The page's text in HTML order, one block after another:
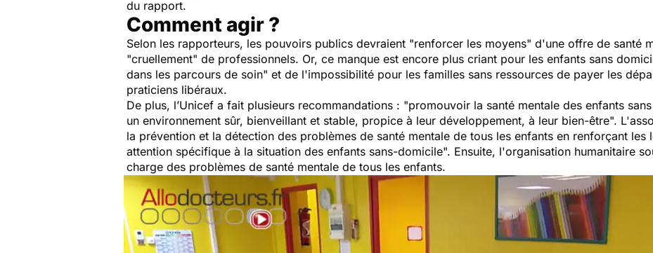
du rapport.
Comment agir ?
Selon les rapporteurs, les pouvoirs publics devraient "renforcer les moyens" d'une offre de santé
"cruellement" de professionnels. Or, ce manque est encore plus criant pour les enfants sans
dans les parcours de soin" et de l'impossibilité pour les familles sans ressources de payer les
praticiens libéraux.
De plus, l’Unicef a fait plusieurs recommandations : "promouvoir la santé mentale des enfants
un environnement sûr, bienveillant et stable, propice à leur développement, à leur bien-être".
la prévention et la détection des problèmes de santé mentale de tous les enfants en renforçant les
attention spécifique à la situation des enfants sans-domicile". Ensuite, l'organisation humanitaire
charge des problèmes de santé mentale de tous les enfants.